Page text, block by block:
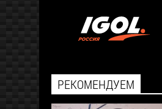
РЕКОМЕНДУЕМ